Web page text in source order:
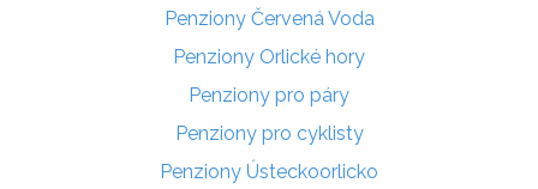
Penziony Červená Voda
Penziony Orlické hory
Penziony pro páry
Penziony pro cyklisty
Penziony Ústeckoorlicko